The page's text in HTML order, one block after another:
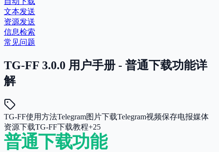
文本发送
资源发送
信息检索
常见问题
TG-FF 3.0.0 用户手册 - 普通下载功能详
解
TG-FF使用方法Telegram图片下载Telegram视频保存电报媒体
资源下载TG-FF下载教程+25
普通下载功能